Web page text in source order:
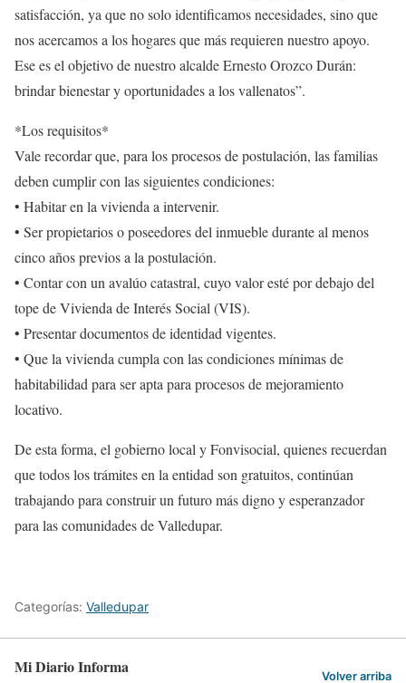
satisfacción, ya que no solo identificamos necesidades, sino que
nos acercamos a los hogares que más requieren nuestro apoyo.
Ese es el objetivo de nuestro alcalde Ernesto Orozco Durán:
brindar bienestar y oportunidades a los vallenatos”.
*Los requisitos*
Vale recordar que, para los procesos de postulación, las familias
deben cumplir con las siguientes condiciones:
• Habitar en la vivienda a intervenir.
• Ser propietarios o poseedores del inmueble durante al menos
cinco años previos a la postulación.
• Contar con un avalúo catastral, cuyo valor esté por debajo del
tope de Vivienda de Interés Social (VIS).
• Presentar documentos de identidad vigentes.
• Que la vivienda cumpla con las condiciones mínimas de
habitabilidad para ser apta para procesos de mejoramiento
locativo.
De esta forma, el gobierno local y Fonvisocial, quienes recuerdan
que todos los trámites en la entidad son gratuitos, continúan
trabajando para construir un futuro más digno y esperanzador
para las comunidades de Valledupar.
Categorías: Valledupar
Mi Diario Informa Volver arriba